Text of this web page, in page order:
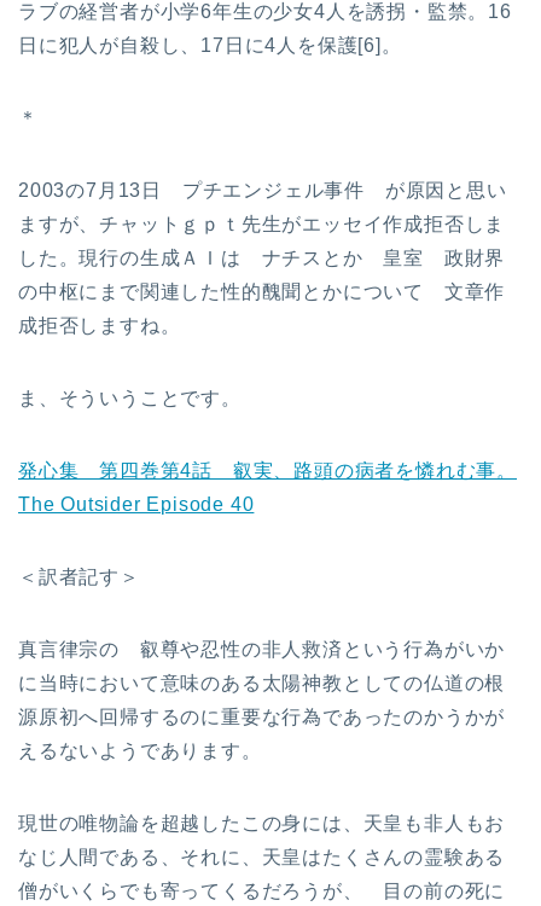
ラブの経営者が小学6年生の少女4人を誘拐・監禁。16
日に犯人が自殺し、17日に4人を保護[6]。
＊
2003の7月13日 プチエンジェル事件 が原因と思い
ますが、チャットｇｐｔ先生がエッセイ作成拒否しま
した。現行の生成ＡＩは ナチスとか 皇室 政財界
の中枢にまで関連した性的醜聞とかについて 文章作
成拒否しますね。
ま、そういうことです。
発心集 第四巻第4話 叡実、路頭の病者を憐れむ事。
The Outsider Episode 40
＜訳者記す＞
真言律宗の 叡尊や忍性の非人救済という行為がいか
に当時において意味のある太陽神教としての仏道の根
源原初へ回帰するのに重要な行為であったのかうかが
えるないようであります。
現世の唯物論を超越したこの身には、天皇も非人もお
なじ人間である、それに、天皇はたくさんの霊験ある
僧がいくらでも寄ってくるだろうが、 目の前の死に